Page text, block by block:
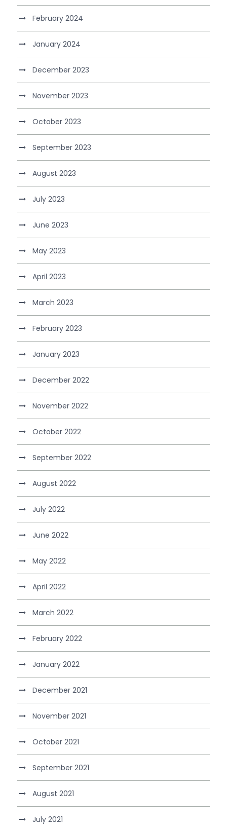
February 2024
January 2024
December 2023
November 2023
October 2023
September 2023
August 2023
July 2023
June 2023
May 2023
April 2023
March 2023
February 2023
January 2023
December 2022
November 2022
October 2022
September 2022
August 2022
July 2022
June 2022
May 2022
April 2022
March 2022
February 2022
January 2022
December 2021
November 2021
October 2021
September 2021
August 2021
July 2021